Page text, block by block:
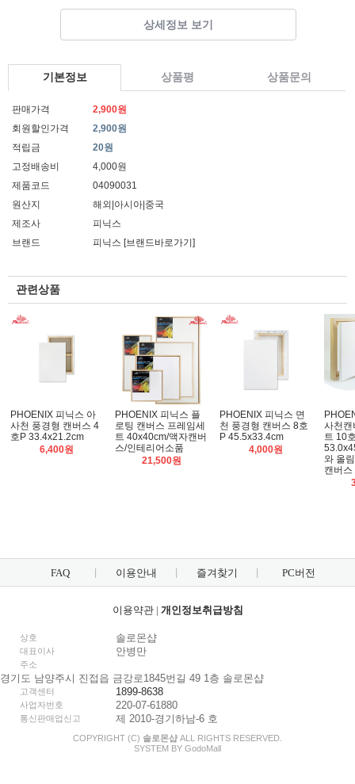
상세정보 보기
기본정보 상품평 상품문의
판매가격
2,900원
회원할인가격
2,900원
적립금
20원
고정배송비
4,000원
제품코드
04090031
원산지
해외|아시아|중국
제조사
피닉스
브랜드
피닉스 [브랜드바로가기]
관련상품
PHOENIX 피닉스 아
사천 풍경형 캔버스 4
호P 33.4x21.2cm
6,400원
PHOENIX 피닉스 플
로팅 캔버스 프레임세
트 40x40cm/액자캔버
스/인테리어소품
21,500원
PHOENIX 피닉스 면
천 풍경형 캔버스 8호
P 45.5x33.4cm
4,000원
사천캔
트 10
와 올
캔버스
FAQ 이용안내 즐겨찾기 PC버전
이용약관| 개인정보취급방침
상호 솔로몬샵
대표이사 안병만
주소
경기도 남양주시 진접읍 금강로1845번길 49 1층 솔로몬샵
고객센터 1899-8638
사업자번호 220-07-61880
통신판매업신고 제 2010-경기하남-6 호
COPYRIGHT (C) 솔로몬샵 ALL RIGHTS RESERVED.
SYSTEM BY GodoMall